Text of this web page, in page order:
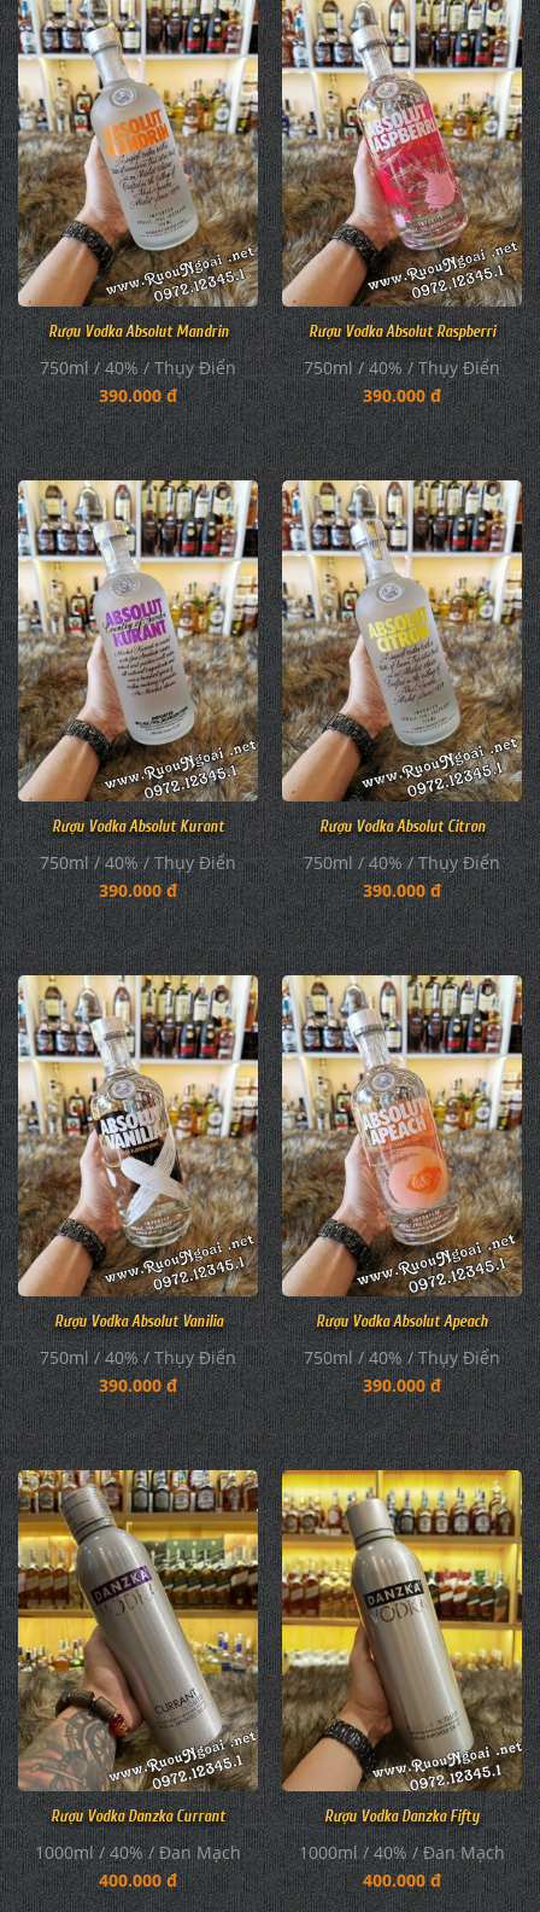
Rượu Vodka Absolut Mandrin
750ml / 40% / Thụy Điển
390.000 đ
Rượu Vodka Absolut Raspberri
750ml / 40% / Thụy Điển
390.000 đ
Rượu Vodka Absolut Kurant
750ml / 40% / Thụy Điển
390.000 đ
Rượu Vodka Absolut Citron
750ml / 40% / Thụy Điển
390.000 đ
Rượu Vodka Absolut Vanilia
750ml / 40% / Thụy Điển
390.000 đ
Rượu Vodka Absolut Apeach
750ml / 40% / Thụy Điển
390.000 đ
Rượu Vodka Danzka Currant
1000ml / 40% / Đan Mạch
400.000 đ
Rượu Vodka Danzka Fifty
1000ml / 40% / Đan Mạch
400.000 đ